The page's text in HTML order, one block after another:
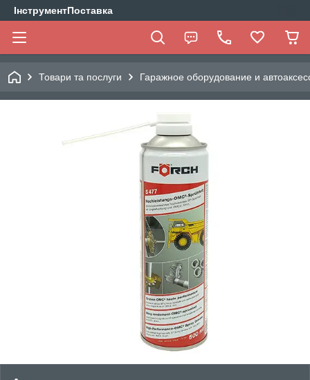
ІнструментПоставка
Товари та послуги Гаражное оборудование и